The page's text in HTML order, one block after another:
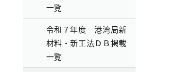
一覧
令和７年度 港湾局新
材料・新工法ＤＢ掲載
一覧